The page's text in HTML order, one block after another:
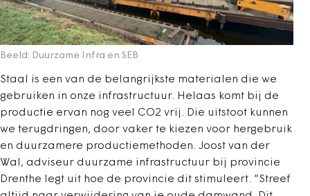
Beeld: Duurzame Infra en SEB
Staal is een van de belangrijkste materialen die we
gebruiken in onze infrastructuur. Helaas komt bij de
productie ervan nog veel CO2 vrij. Die uitstoot kunnen
we terugdringen, door vaker te kiezen voor hergebruik
en duurzamere productiemethoden. Joost van der
Wal, adviseur duurzame infrastructuur bij provincie
Drenthe legt uit hoe de provincie dit stimuleert. “Streef